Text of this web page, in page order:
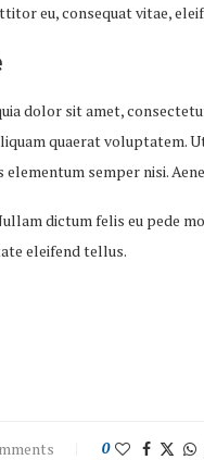
eu, consequat vitae,
dolor sit amet,
quaerat voluptatem.
semper nisi.
dictum felis eu pede
eleifend tellus.
0